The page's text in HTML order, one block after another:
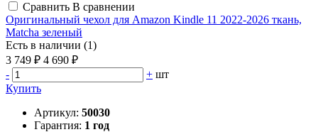
Сравнить В сравнении
Оригинальный чехол для Amazon Kindle 11 2022-2026 ткань,
Matcha зеленый
Есть в наличии (1)
3 749 ₽ 4 690 ₽
-
+ шт
Купить
Артикул: 50030
Гарантия: 1 год